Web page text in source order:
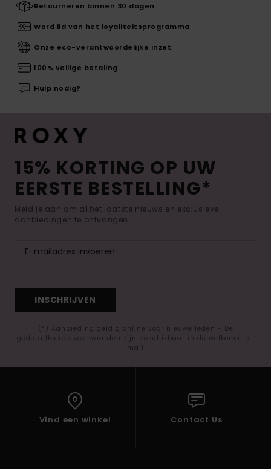
Retourneren binnen 30 dagen
Word lid van het loyaliteitsprogramma
Onze eco-verantwoordelijke inzet
100% veilige betaling
Hulp nodig?
15% KORTING OP UW
EERSTE BESTELLING*
Meld je aan om al het laatste nieuws en exclusieve
aanbiedingen te ontvangen.
INSCHRIJVEN
(*) Aanbieding geldig online voor nieuwe leden - De
gedetailleerde voorwaarden zijn beschikbaar in de welkomst e-
mail
Vind een winkel Contact Us